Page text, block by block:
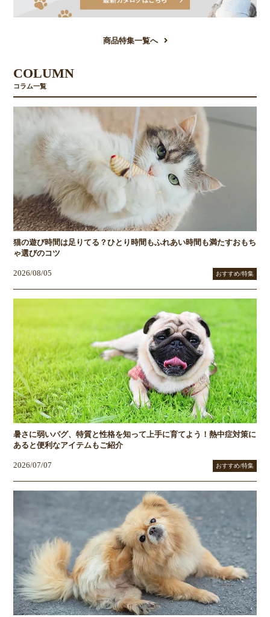
商品特集一覧へ
COLUMN
コラム一覧
猫の遊び時間は足りてる？ひとり時間もふれあい時間も満たすおもち
ゃ選びのコツ
2026/08/05 おすすめ/特集
暑さに弱いパグ、特質と性格を知って上手に育てよう！熱中症対策に
あると便利なアイテムもご紹介
2026/07/07 おすすめ/特集